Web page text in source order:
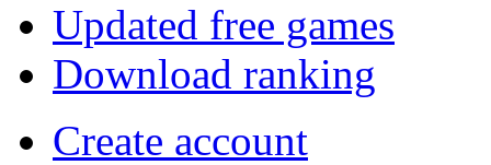
Updated free games
Download ranking
Create account